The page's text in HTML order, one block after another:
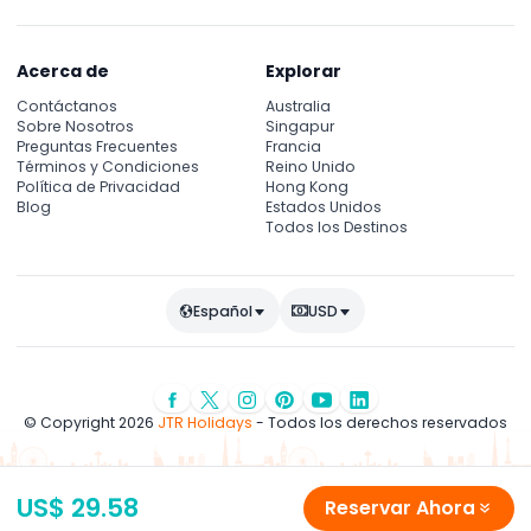
US$ 29.58 Reservar Ahora
Acerca de
Contáctanos
Sobre Nosotros
Preguntas Frecuentes
Términos y Condiciones
Política de Privacidad
Blog
Explorar
Australia
Singapur
Francia
Reino Unido
Hong Kong
Estados Unidos
Todos los Destinos
Español USD
© Copyright 2026 JTR Holidays - Todos los derechos reservados